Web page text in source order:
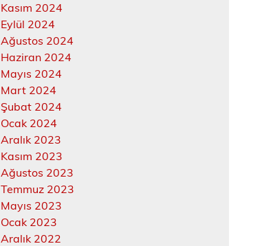
Kasım 2024
Eylül 2024
Ağustos 2024
Haziran 2024
Mayıs 2024
Mart 2024
Şubat 2024
Ocak 2024
Aralık 2023
Kasım 2023
Ağustos 2023
Temmuz 2023
Mayıs 2023
Ocak 2023
Aralık 2022